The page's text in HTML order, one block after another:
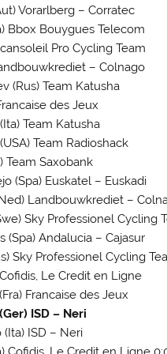
Vorarlberg – Corratec
Bbox Bouygues Telecom
Pro Cycling Team
– Colnago
(Rus) Team Katusha
des Jeux
Team Katusha
Team Radioshack
Team Saxobank
(Spa) Euskatel – Euskadi
Landbouwkrediet –
Sky Professionel Cycling
(Spa) Andalucia – Cajasur
Sky Professionel Cycling
Le Credit en Ligne
Francaise des Jeux
ISD – Neri
ISD – Neri